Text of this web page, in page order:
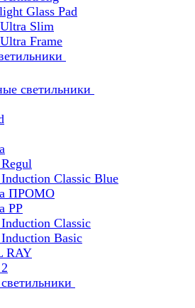
Glass Pad
Slim
Frame
светильники
Induction Classic Blue
ПРОМО
PP
Induction Classic
Induction Basic
RAY